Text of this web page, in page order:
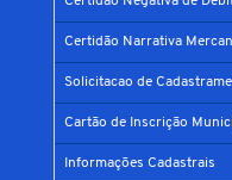
Certidão Narrativa
Solicitacao de
Cartão de Inscrição
Informações Cadastrais